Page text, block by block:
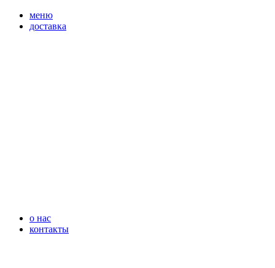
перейтименю
доставка
о нас
контакты